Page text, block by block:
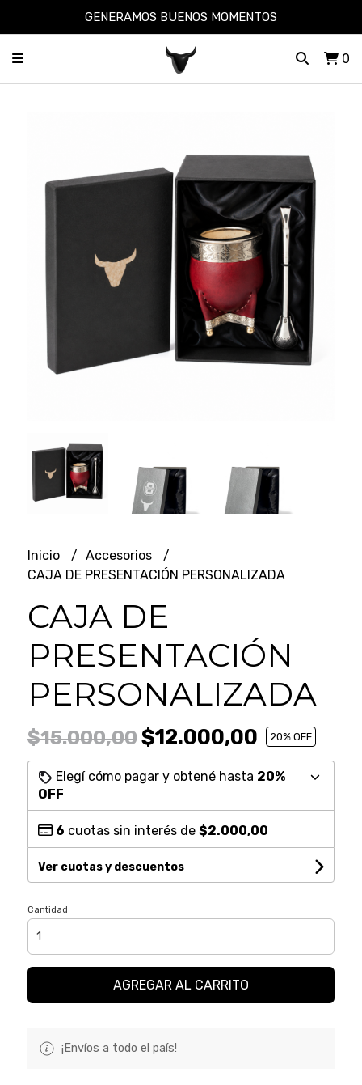
GENERAMOS BUENOS MOMENTOS
0
Inicio
Accesorios
CAJA DE PRESENTACIÓN PERSONALIZADA
CAJA DE
PRESENTACIÓN
PERSONALIZADA
$15.000,00$12.000,00 20% OFF
Elegí cómo pagar y obtené hasta 20%
OFF
6 cuotas sin interés de $2.000,00
Ver cuotas y descuentos
Cantidad
AGREGAR AL CARRITO
¡Envíos a todo el país!